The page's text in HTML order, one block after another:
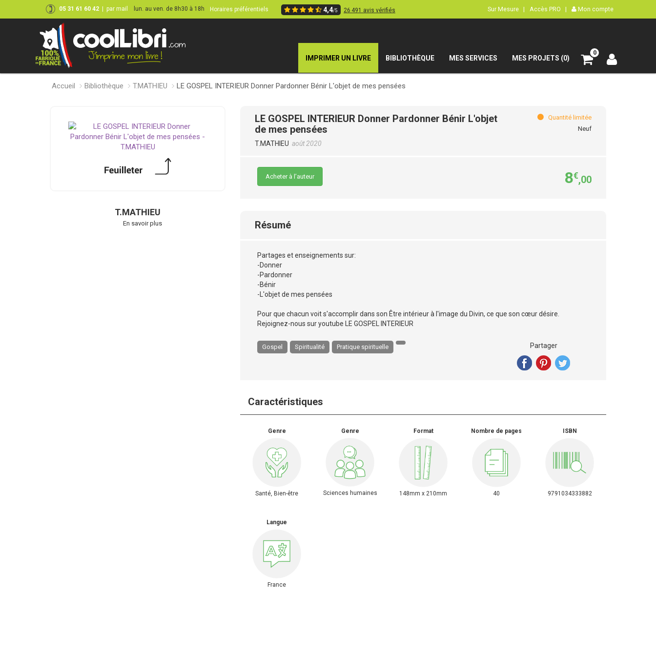
05 31 61 60 42 par mail lun. au ven. de 8h30 à 18h Horaires préférentiels 4,4/5 26 491 avis vérifiés Sur Mesure | Accès PRO | Mon compte
IMPRIMER UN LIVRE BIBLIOTHÈQUE MES SERVICES MES PROJETS (0)
0
Accueil Bibliothèque T.MATHIEU LE GOSPEL INTERIEUR Donner Pardonner Bénir L'objet de mes pensées
T.MATHIEU
En savoir plus
LE GOSPEL INTERIEUR Donner Pardonner Bénir L'objet
de mes pensées
T.MATHIEU août 2020
Quantité limitée
Neuf
Acheter à l’auteur 8€,00
Résumé
Partages et enseignements sur:
-Donner
-Pardonner
-Bénir
-L'objet de mes pensées
Pour que chacun voit s'accomplir dans son Être intérieur à l'image du Divin, ce que son cœur désire.
Rejoignez-nous sur youtube LE GOSPEL INTERIEUR
Gospel Spiritualité Pratique spirituelle Partager
Caractéristiques
Genre
Santé, Bien-être
Genre
Sciences humaines
Format
148mm x 210mm
Nombre de pages
40
ISBN
9791034333882
Langue
France